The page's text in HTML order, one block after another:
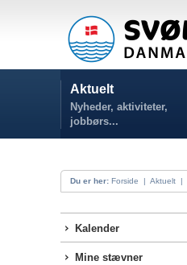
Aktuelt
Nyheder, aktiviteter,
jobbørs...
Du er her: Forside | Aktuelt |
Kalender
Mine stævner